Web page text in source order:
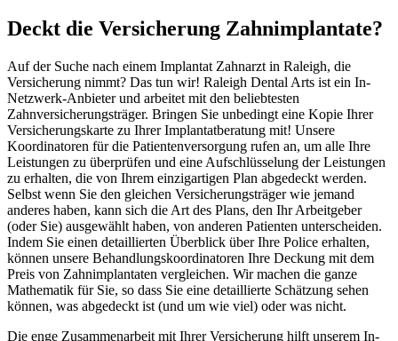
Deckt die Versicherung Zahnimplantate?
Auf der Suche nach einem Implantat Zahnarzt in Raleigh, die
Versicherung nimmt? Das tun wir! Raleigh Dental Arts ist ein In-
Netzwerk-Anbieter und arbeitet mit den beliebtesten
Zahnversicherungsträger. Bringen Sie unbedingt eine Kopie Ihrer
Versicherungskarte zu Ihrer Implantatberatung mit! Unsere
Koordinatoren für die Patientenversorgung rufen an, um alle Ihre
Leistungen zu überprüfen und eine Aufschlüsselung der Leistungen
zu erhalten, die von Ihrem einzigartigen Plan abgedeckt werden.
Selbst wenn Sie den gleichen Versicherungsträger wie jemand
anderes haben, kann sich die Art des Plans, den Ihr Arbeitgeber
(oder Sie) ausgewählt haben, von anderen Patienten unterscheiden.
Indem Sie einen detaillierten Überblick über Ihre Police erhalten,
können unsere Behandlungskoordinatoren Ihre Deckung mit dem
Preis von Zahnimplantaten vergleichen. Wir machen die ganze
Mathematik für Sie, so dass Sie eine detaillierte Schätzung sehen
können, was abgedeckt ist (und um wie viel) oder was nicht.
Die enge Zusammenarbeit mit Ihrer Versicherung hilft unserem In-